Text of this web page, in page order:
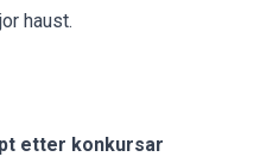
haust.
etter konkursar